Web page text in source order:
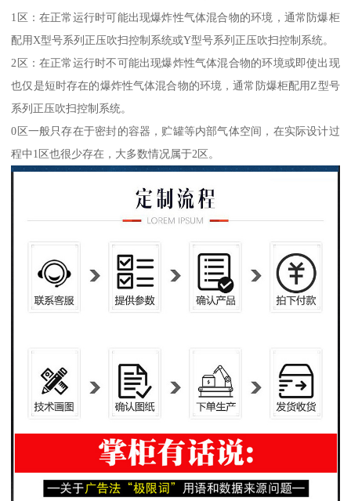
1区：在正常运行时可能出现爆炸性气体混合物的环境，通常防爆柜
配用X型号系列正压吹扫控制系统或Y型号系列正压吹扫控制系统。
2区：在正常运行时不可能出现爆炸性气体混合物的环境或即使出现
也仅是短时存在的爆炸性气体混合物的环境，通常防爆柜配用Z型号
系列正压吹扫控制系统。
0区一般只存在于密封的容器，贮罐等内部气体空间，在实际设计过
程中1区也很少存在，大多数情况属于2区。